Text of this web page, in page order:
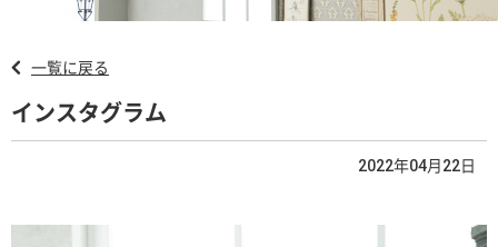
一覧に戻る
インスタグラム
2022年04月22日